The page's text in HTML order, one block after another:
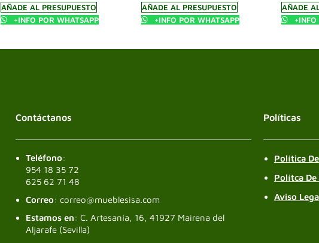
AÑADE AL PRESUPUESTO
+INFO POR WHATSAPP
AÑADE AL PRESUPUESTO
+INFO POR WHATSAPP
AÑADE
Contáctanos
Teléfono:
954 18 35 72
625 62 71 48
Correo: correo@mueblesisa.com
Estamos en: C. Artesanía, 16, 41927 Mairena del
Aljarafe (Sevilla)
Políticas
Política
Polítca De
Aviso